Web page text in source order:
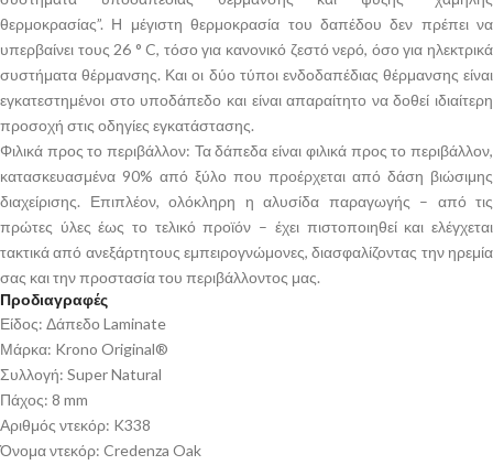
θερμοκρασίας”. Η μέγιστη θερμοκρασία του δαπέδου δεν πρέπει να
υπερβαίνει τους 26 ° C, τόσο για κανονικό ζεστό νερό, όσο για ηλεκτρικά
συστήματα θέρμανσης. Και οι δύο τύποι ενδοδαπέδιας θέρμανσης είναι
εγκατεστημένοι στο υποδάπεδο και είναι απαραίτητο να δοθεί ιδιαίτερη
προσοχή στις οδηγίες εγκατάστασης.
Φιλικά προς το περιβάλλον: Τα δάπεδα είναι φιλικά προς το περιβάλλον,
κατασκευασμένα 90% από ξύλο που προέρχεται από δάση βιώσιμης
διαχείρισης. Επιπλέον, ολόκληρη η αλυσίδα παραγωγής – από τις
πρώτες ύλες έως το τελικό προϊόν – έχει πιστοποιηθεί και ελέγχεται
τακτικά από ανεξάρτητους εμπειρογνώμονες, διασφαλίζοντας την ηρεμία
σας και την προστασία του περιβάλλοντος μας.
Προδιαγραφές
Είδος: Δάπεδο Laminate
Μάρκα: Krono Original®
Συλλογή: Super Natural
Πάχος: 8 mm
Αριθμός ντεκόρ: K338
Όνομα ντεκόρ: Credenza Oak